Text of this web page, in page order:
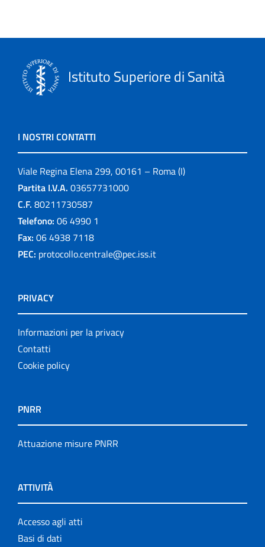
Istituto Superiore di Sanità
I NOSTRI CONTATTI
Viale Regina Elena 299, 00161 – Roma (I)
Partita I.V.A. 03657731000
C.F. 80211730587
Telefono: 06 4990 1
Fax: 06 4938 7118
PEC: protocollo.centrale@pec.iss.it
PRIVACY
Informazioni per la privacy
Contatti
Cookie policy
PNRR
Attuazione misure PNRR
ATTIVITÀ
Accesso agli atti
Basi di dati